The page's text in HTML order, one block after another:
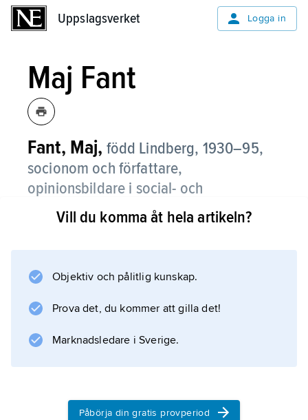
Uppslagsverket Logga in
Maj Fant
Fant, Maj, född Lindberg, 1930–95,
socionom och författare,
opinionsbildare i social- och
samlevnadsfrågor.
är
(tillsammans med Johannes Olivegren, 1984)
samt
Att bli mamma till sin mamma
Vill du komma åt hela artikeln?
Objektiv och pålitlig kunskap.
Prova det, du kommer att gilla det!
Marknadsledare i Sverige.
Påbörja din gratis provperiod